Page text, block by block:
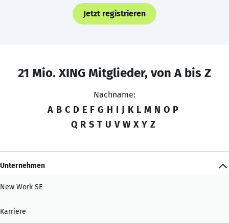
Jetzt registrieren
21 Mio. XING Mitglieder, von A bis Z
Nachname:
A B C D E F G H I J K L M N O P
Q R S T U V W X Y Z
Unternehmen
New Work SE
Karriere